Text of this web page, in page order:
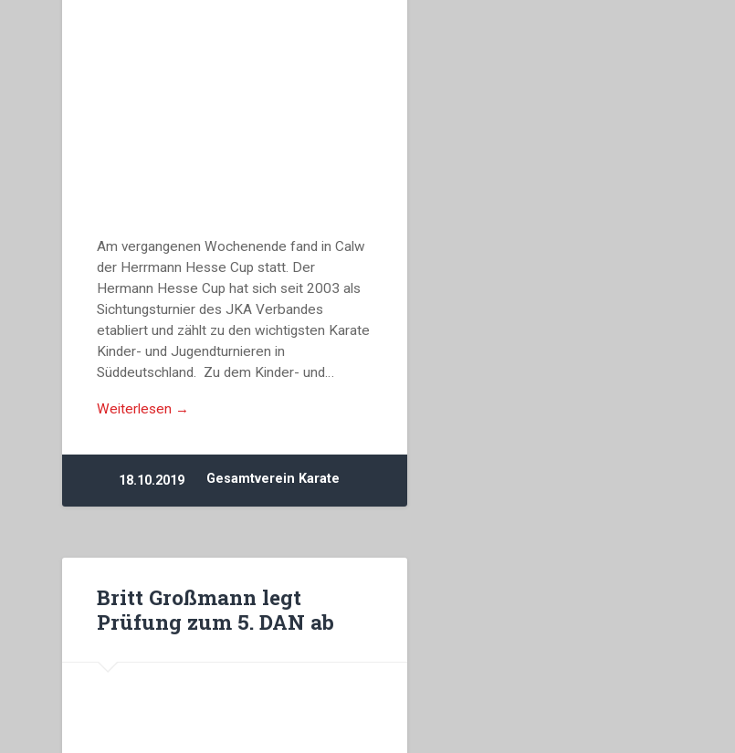
Am vergangenen Wochenende fand in Calw
der Herrmann Hesse Cup statt. Der
Hermann Hesse Cup hat sich seit 2003 als
Sichtungsturnier des JKA Verbandes
etabliert und zählt zu den wichtigsten Karate
Kinder- und Jugendturnieren in
Süddeutschland. Zu dem Kinder- und…
Weiterlesen →
18.10.2019 Gesamtverein Karate
Britt Großmann legt
Prüfung zum 5. DAN ab